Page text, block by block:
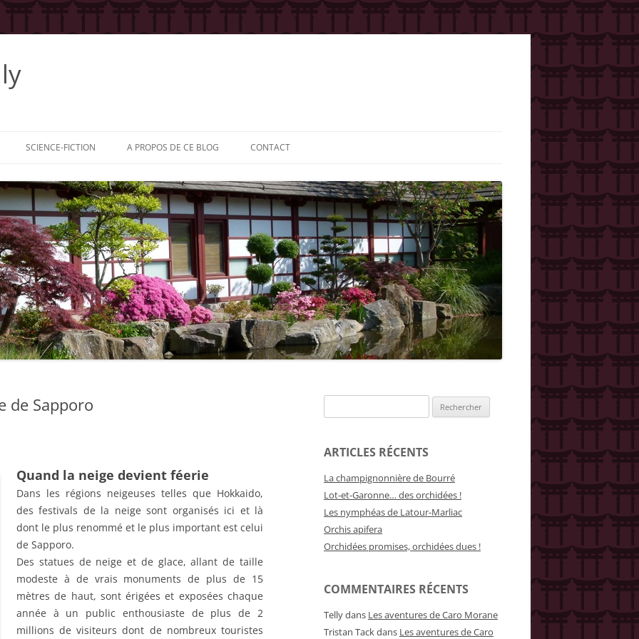
LE HÉROS
L’AUTEUR
LES
LES ÉDITEURS
LES COLLECTIONS
AVENTURES
LES AUTRES
L’AUTEUR
LIENS
À PROPOS…
SCIENCE-FICTION A PROPOS DE CE BLOG CONTACT
de Sapporo
Quand la neige devient féerie
Dans les régions neigeuses telles que Hokkaido,
des festivals de la neige sont organisés ici et là
dont le plus renommé et le plus important est celui
de Sapporo.
Des statues de neige et de glace, allant de taille
modeste à de vrais monuments de plus de 15
mètres de haut, sont érigées et exposées chaque
année à un public enthousiaste de plus de 2
millions de visiteurs dont de nombreux touristes
ARTICLES RÉCENTS
La champignonnière de Bourré
Lot-et-Garonne… des orchidées !
Les nymphéas de Latour-Marliac
Orchis apifera
Orchidées promises, orchidées dues !
COMMENTAIRES RÉCENTS
Tellydans Les aventures de Caro Morane
Tristan Tackdans Les aventures de Caro